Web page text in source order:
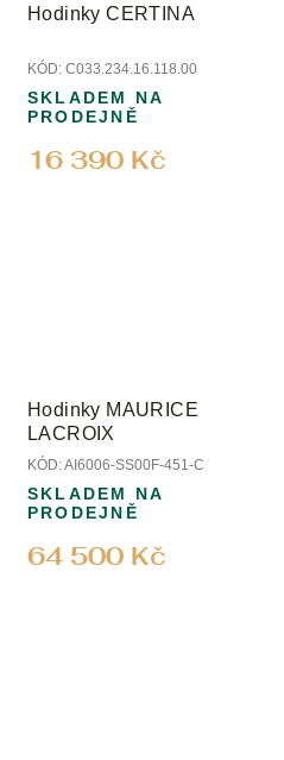
Hodinky CERTINA
KÓD: C033.234.16.118.00
16 390 Kč
SKLADEM NA
PRODEJNĚ
Hodinky MAURICE
LACROIX
KÓD:AI6006-SS00F-451-C
64 500 Kč
SKLADEM NA
PRODEJNĚ